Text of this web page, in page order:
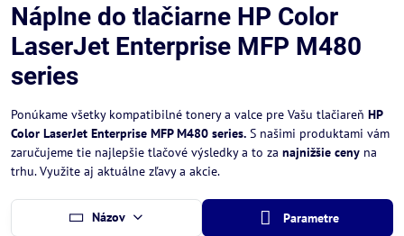
Náplne do tlačiarne HP Color
LaserJet Enterprise MFP M480
series
Ponúkame všetky kompatibilné tonery a valce pre Vašu tlačiareň HP
Color LaserJet Enterprise MFP M480 series. S našimi produktami vám
zaručujeme tie najlepšie tlačové výsledky a to za najnižšie ceny na
trhu. Využite aj aktuálne zľavy a akcie.
Názov Parametre